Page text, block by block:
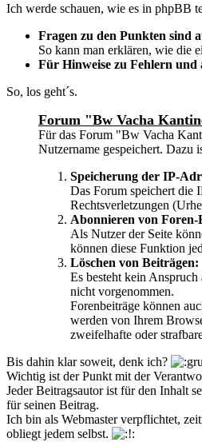
Ich werde schauen, wie es in phpBB
Fragen zu den Punkten sind
So kann man erklären, wie die
Für Hinweise zu Fehlern
So, los geht´s.
Forum "Bw Vacha
Für das Forum "Bw Vacha
Nutzername gespeichert.
Speicherung der IP-
Das Forum speichert die
Rechtsverletzungen
Abonnieren von Foren-
Als Nutzer der Seite
können diese Funktion
Löschen von Beiträgen:
Es besteht kein
nicht vorgenommen.
Forenbeiträge können
werden von Ihrem
zweifelhafte oder
Bis dahin klar soweit, denk ich?
Wichtig ist der Punkt mit der
Jeder Beitragsautor ist für den Inhalt
für seinen Beitrag.
Ich bin als Webmaster verpflichtet,
obliegt jedem selbst.